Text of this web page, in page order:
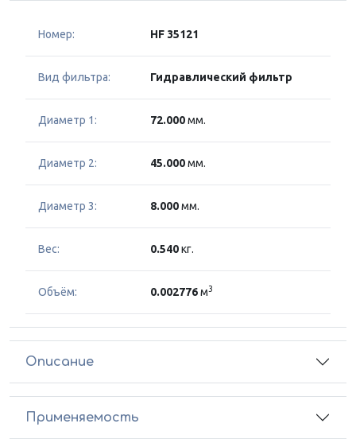
Номер: HF 35121
Вид фильтра: Гидравлический фильтр
Диаметр 1: 72.000мм.
Диаметр 2: 45.000мм.
Диаметр 3: 8.000мм.
Вес: 0.540кг.
Объём: 0.002776м3
Описание
Применяемость